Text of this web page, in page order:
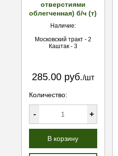
отверстиями
облегченная) б/ч (т)
Наличие:
Московский тракт - 2
Каштак - 3
285.00 руб./шт
Количество:
- +
В корзину